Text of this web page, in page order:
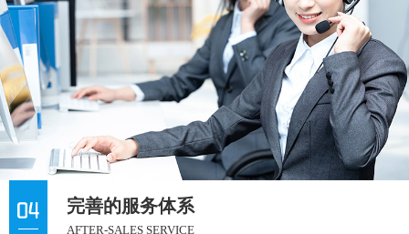
完善的服务体系
AFTER-SALES SERVICE
> 我司不断提高产品质量和完善售后服务已满足用户的需求。为了良
好的服务，希望广大客户监督，并提出宝贵建议。
> 我们提供专业的售后服务，24小时等候你的来电，欢迎各界朋友莅
临参观、指导和业务洽淡。
189-2556-3717